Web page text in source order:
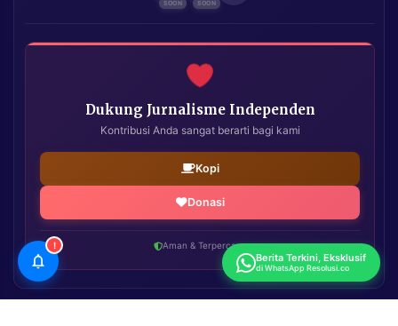
Dukung Jurnalisme Independen
Kontribusi Anda sangat berarti bagi kami
Kopi
Donasi
Aman & Terpercaya
!
Berita Terkini, Eksklusif
di WhatsApp Resolusi.co